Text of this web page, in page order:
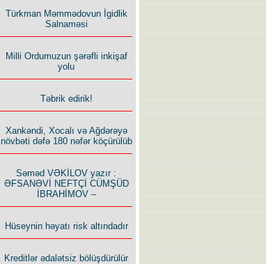
Türkman Məmmədovun İgidlik
Salnaməsi
Milli Ordumuzun şərəfli inkişaf
yolu
Təbrik edirik!
Xankəndi, Xocalı və Ağdərəyə
növbəti dəfə 180 nəfər köçürülüb
Səməd VƏKİLOV yazır :
ƏFSANƏVİ NEFTÇİ CÜMŞÜD
İBRAHİMOV –
Hüseynin həyatı risk altındadır
Kreditlər ədalətsiz bölüşdürülür